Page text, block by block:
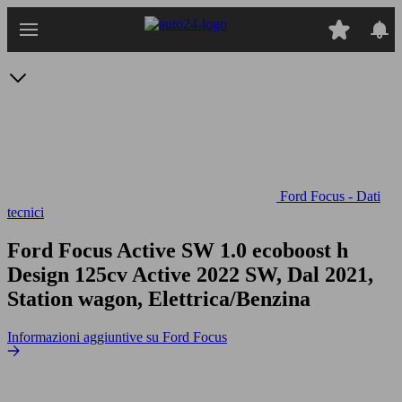
Ford Focus - Dati
tecnici
Ford Focus Active SW 1.0 ecoboost h
Design 125cv Active 2022 SW, Dal 2021,
Station wagon, Elettrica/Benzina
Informazioni aggiuntive su Ford Focus